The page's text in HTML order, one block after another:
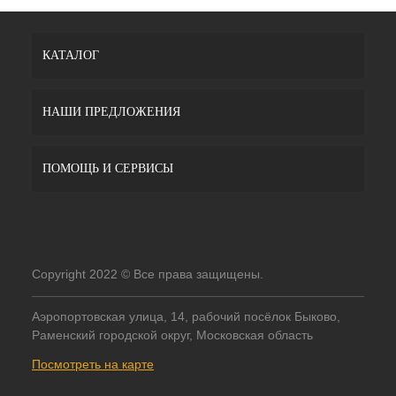
КАТАЛОГ
НАШИ ПРЕДЛОЖЕНИЯ
ПОМОЩЬ И СЕРВИСЫ
Copyright 2022 © Все права защищены.
Аэропортовская улица, 14, рабочий посёлок Быково,
Раменский городской округ, Московская область
Посмотреть на карте